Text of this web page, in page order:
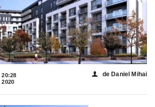
20:28
2020
👤 de Daniel Mihai